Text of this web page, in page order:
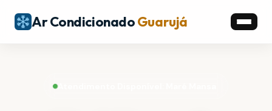
Ar CondicionadoGuarujá
Atendimento Disponível: Maré Mansa